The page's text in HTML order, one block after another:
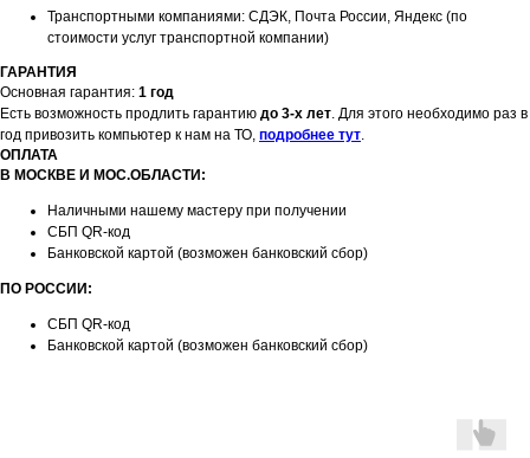
Транспортными компаниями: СДЭК, Почта России, Яндекс (по
стоимости услуг транспортной компании)
ГАРАНТИЯ
Основная гарантия: 1 год
Есть возможность продлить гарантию до 3-х лет. Для этого необходимо раз в
год привозить компьютер к нам на ТО, подробнее тут.
ОПЛАТА
В МОСКВЕ И МОС.ОБЛАСТИ:
Наличными нашему мастеру при получении
СБП QR-код
Банковской картой (возможен банковский сбор)
ПО РОССИИ:
СБП QR-код
Банковской картой (возможен банковский сбор)